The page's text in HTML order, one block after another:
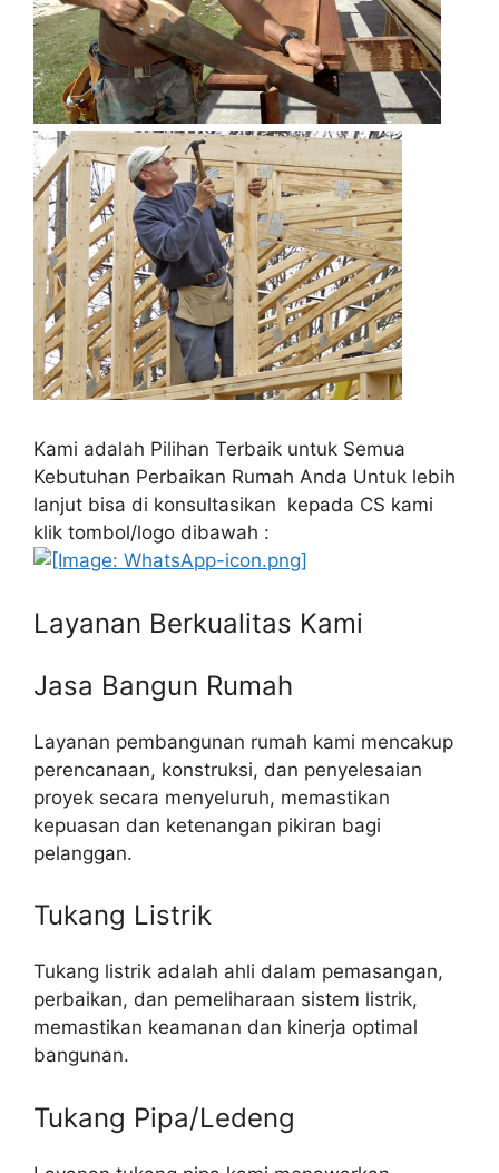
Kami adalah Pilihan Terbaik untuk Semua
Kebutuhan Perbaikan Rumah Anda Untuk lebih
lanjut bisa di konsultasikan kepada CS kami
klik tombol/logo dibawah :
Layanan Berkualitas Kami
Jasa Bangun Rumah
Layanan pembangunan rumah kami mencakup
perencanaan, konstruksi, dan penyelesaian
proyek secara menyeluruh, memastikan
kepuasan dan ketenangan pikiran bagi
pelanggan.
Tukang Listrik
Tukang listrik adalah ahli dalam pemasangan,
perbaikan, dan pemeliharaan sistem listrik,
memastikan keamanan dan kinerja optimal
bangunan.
Tukang Pipa/Ledeng